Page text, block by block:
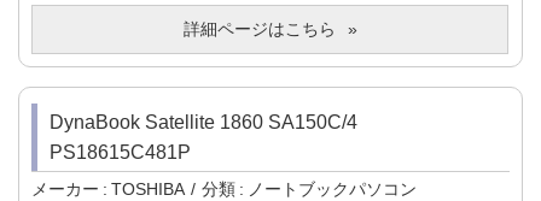
詳細ページはこちら
DynaBook Satellite 1860 SA150C/4
PS18615C481P
メーカー TOSHIBA 分類
ノートブックパソコン